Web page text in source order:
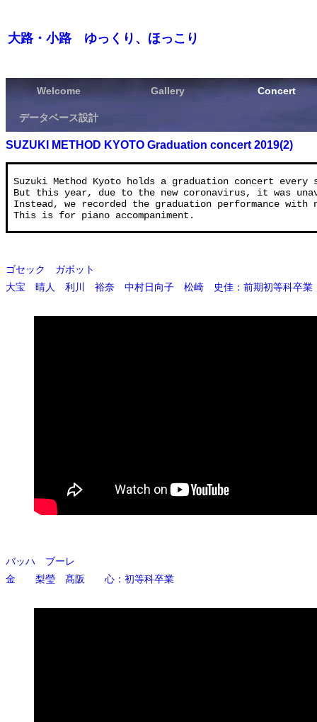
大路・小路 ゆっくり、ほっこり
Welcome Gallery Concert
データベース設計
SUZUKI METHOD KYOTO Graduation concert 2019(2)
Suzuki Method Kyoto holds a graduation concert
But this year, due to the new coronavirus, it was
Instead, we recorded the graduation performance
ゴセック ガボット
大宝 晴人 利川 裕奈 中村日向子 松崎 史佳：前期初等科卒業
バッハ ブーレ
金 梨瑩 髙阪 心：初等科卒業